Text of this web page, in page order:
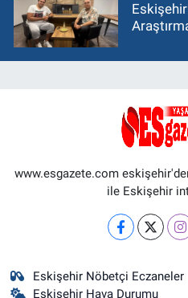
www.esgazete.com
ile Eskişehir
Eskişehir Nöbetçi Eczaneler
Eskişehir Hava Durumu